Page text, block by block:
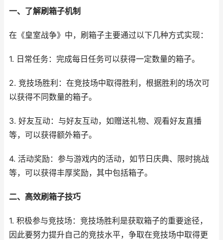
一、了解刷箱子机制
在《皇室战争》中，刷箱子主要通过以下几种方式实现：
1. 日常任务：完成每日任务可以获得一定数量的箱子。
2. 竞技场胜利：在竞技场中取得胜利，根据胜利的场次可
以获得不同数量的箱子。
3. 好友互动：与好友互动，如赠送礼物、观看好友直播
等，可以获得额外箱子。
4. 活动奖励：参与游戏内的活动，如节日庆典、限时挑战
等，可以获得丰厚奖励，其中包括箱子。
二、高效刷箱子技巧
1. 积极参与竞技场：竞技场胜利是获取箱子的重要途径，
因此要努力提升自己的竞技水平，争取在竞技场中取得更